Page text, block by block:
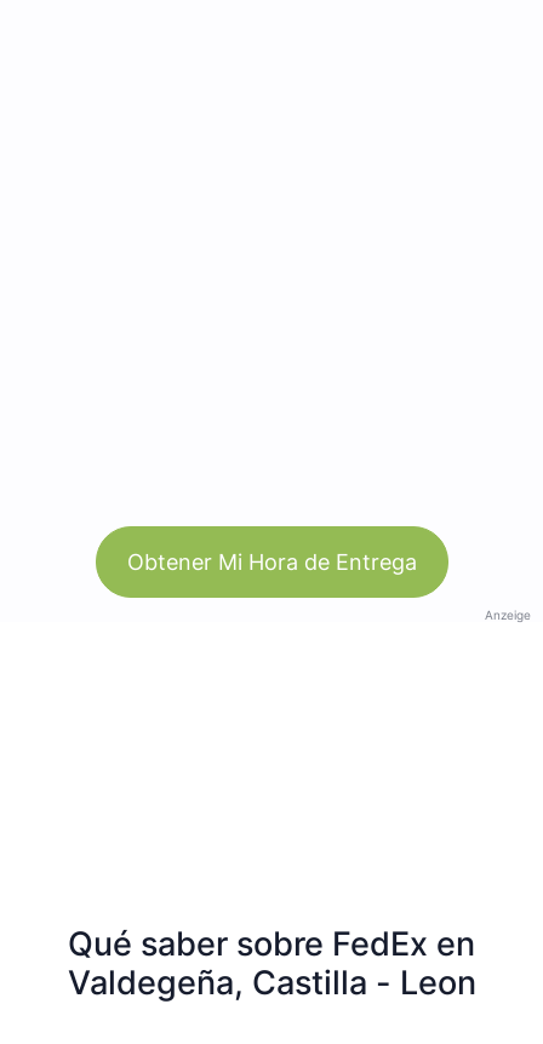
Obtener Mi Hora de Entrega
Anzeige
Qué saber sobre FedEx en
Valdegeña, Castilla - Leon